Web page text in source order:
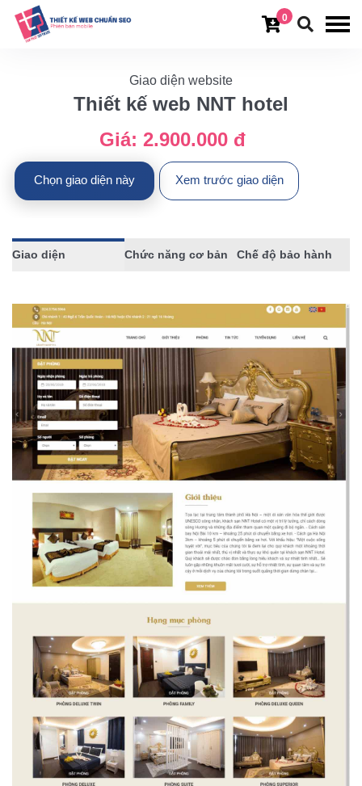
0
Giao diện website
Thiết kế web NNT hotel
Giá: 2.900.000 đ
Chọn giao diện này Xem trước giao diện
Giao diện Chức năng cơ bản Chế độ bảo hành